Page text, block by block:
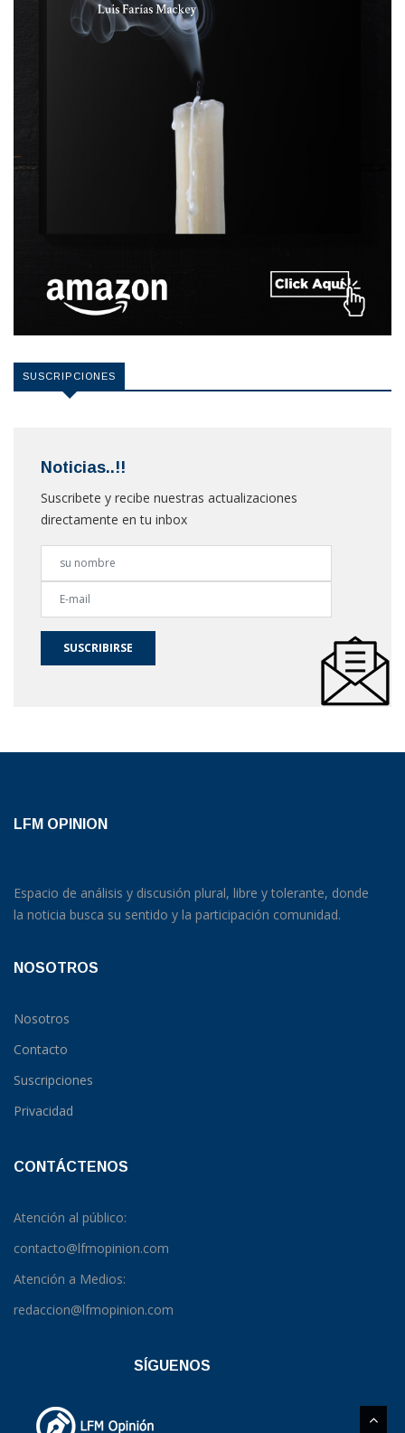
SUSCRIPCIONES
Noticias..!!
Suscribete y recibe nuestras actualizaciones
directamente en tu inbox
SUSCRIBIRSE
LFM OPINION
Espacio de análisis y discusión plural, libre y tolerante, donde
la noticia busca su sentido y la participación comunidad.
NOSOTROS
Nosotros
Contacto
Suscripciones
Privacidad
CONTÁCTENOS
Atención al público:
contacto@lfmopinion.com
Atención a Medios:
redaccion@lfmopinion.com
SÍGUENOS